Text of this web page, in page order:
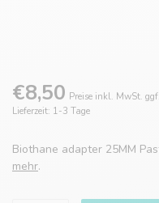
€8,50 Preise inkl. MwSt.
Lieferzeit: 1-3 Tage
Biothane adapter 25MM
mehr.